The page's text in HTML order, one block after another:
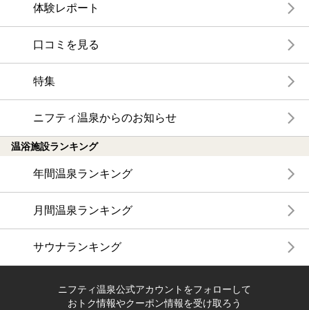
体験レポート
口コミを見る
特集
ニフティ温泉からのお知らせ
温浴施設ランキング
年間温泉ランキング
月間温泉ランキング
サウナランキング
ニフティ温泉公式アカウントをフォローして
おトク情報やクーポン情報を受け取ろう